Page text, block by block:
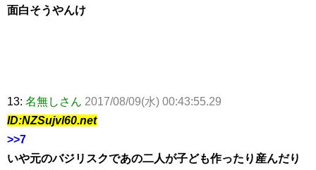
面白そうやんけ
13: 名無しさん 2017/08/09(水) 00:43:55.29
ID:NZSujvl60.net
>>7
いや元のバジリスクであの二人が子ども作ったり産んだり